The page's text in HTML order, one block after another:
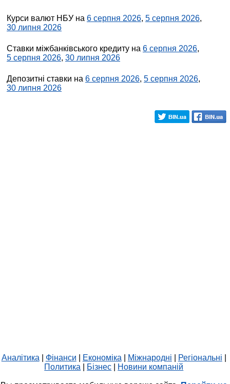
Курси валют НБУ на 6 серпня 2026, 5 серпня 2026,
30 липня 2026
Ставки міжбанківського кредиту на 6 серпня 2026,
5 серпня 2026, 30 липня 2026
Депозитні ставки на 6 серпня 2026, 5 серпня 2026,
30 липня 2026
Аналітика Фінанси Економіка Міжнародні Регіональні
Политика
Бізнес Новини компаній